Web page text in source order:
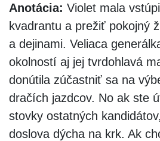
Anotácia: Violet mala
kvadrantu a prežiť pokojný
a dejinami. Veliaca
okolností aj jej tvrdohlavá
donútila zúčastniť sa na
dračích jazdcov. No ak ste
stovky ostatných
doslova dýcha na krk. Ak